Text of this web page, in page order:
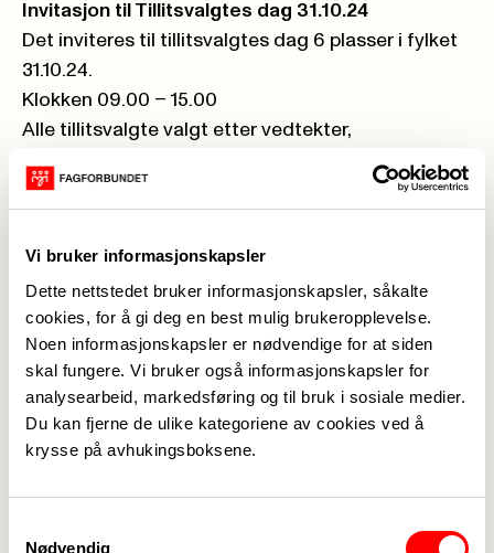
Vi bruker informasjonskapsler
Dette nettstedet bruker informasjonskapsler, såkalte
cookies, for å gi deg en best mulig brukeropplevelse.
Noen informasjonskapsler er nødvendige for at siden
skal fungere. Vi bruker også informasjonskapsler for
analysearbeid, markedsføring og til bruk i sosiale medier.
Du kan fjerne de ulike kategoriene av cookies ved å
krysse på avhukingsboksene.
Nødvendig
Invitasjon til Tillitsvalgtes dag 31.10.24
Det inviteres til tillitsvalgtes dag 6 plasser i fylket
31.10.24.
Klokken 09.00 – 15.00
Alle tillitsvalgte valgt etter vedtekter,
hovedavtalen eller loven (verneombud) er hjertelig
velkommen til å melde seg på.
Øvrige utgifter (som f.eks. reise og tapt
arbeidsfortjeneste e.l.) må avklares og eventuelt
dekkes av lokal fagforening.
Brønnøysund, Kantina i idrettshallen
Mosjøen, HIAS
Bodø, Folkets hus
Narvik, Folkets hus
Sortland, sted kommer
Program: